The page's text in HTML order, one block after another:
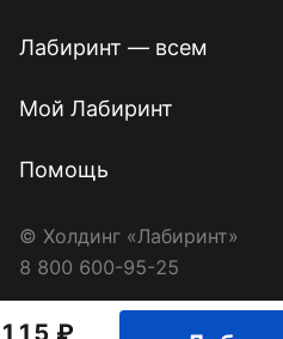
115
Лабиринт — всем
Мой Лабиринт
Помощь
© Холдинг «Лабиринт»
8 800 600-95-25